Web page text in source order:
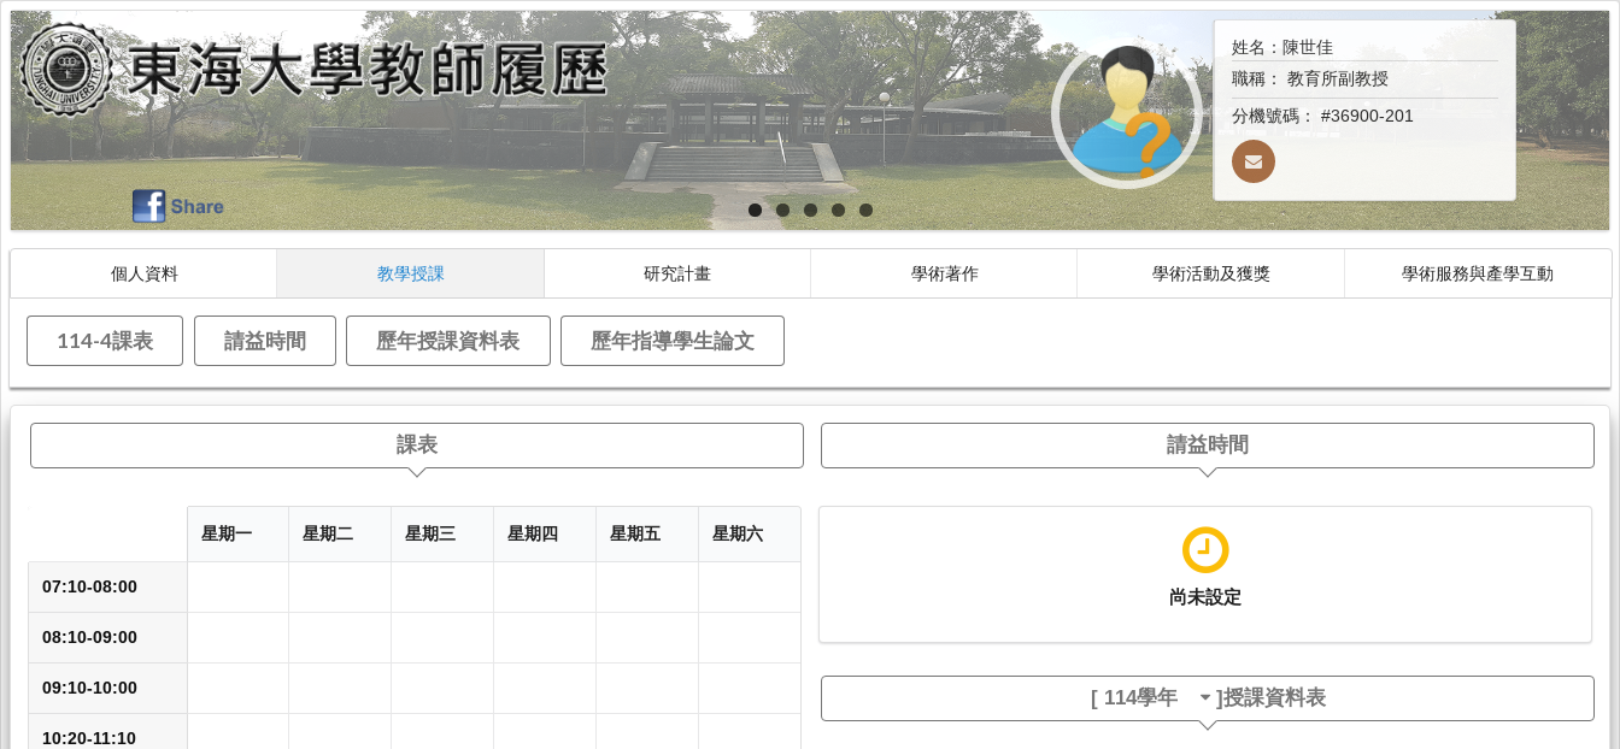
姓名：陳世佳
職稱： 教育所副教授
分機號碼： #36900-201
個人資料 教學授課 研究計畫 學術著作 學術活動及獲獎 學術服務與產學互動
114-4課表 請益時間 歷年授課資料表 歷年指導學生論文
課表
星期一 星期二 星期三 星期四 星期五 星期六
07:10-08:00
08:10-09:00
09:10-10:00
10:20-11:10
請益時間
尚未設定
[ 114學年 ]授課資料表